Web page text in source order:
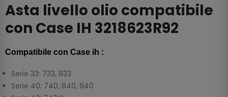
Asta livello olio compatibile
con Case IH 3218623R92
Compatibile con Case ih :
Serie 33: 733, 833
Serie 40: 740, 840, 940